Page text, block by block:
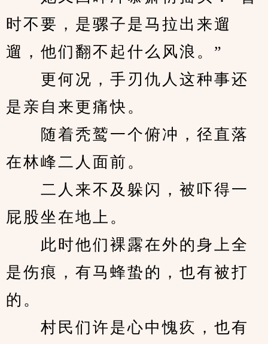
时不要，是骡子是马拉出来遛
遛，他们翻不起什么风浪。”
更何况，手刃仇人这种事还
是亲自来更痛快。
随着秃鹫一个俯冲，径直落
在林峰二人面前。
二人来不及躲闪，被吓得一
屁股坐在地上。
此时他们裸露在外的身上全
是伤痕，有马蜂蛰的，也有被打
的。
村民们许是心中愧疚，也有